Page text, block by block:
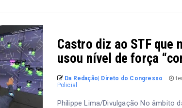
Castro diz ao STF que
usou nível de força
Da Redação| Direto do Congresso
Policial
Philippe Lima/Divulgação No âmbito